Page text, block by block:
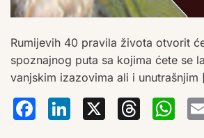
Rumijevih 40 pravila života otvorit
spoznajnog puta sa kojima ćete se
vanjskim izazovima ali i
Facebook
X